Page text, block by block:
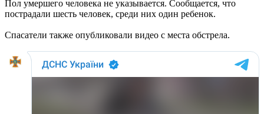
Пол умершего человека не указывается. Сообщается, что
пострадали шесть человек, среди них один ребенок.
Спасатели также опубликовали видео с места обстрела.